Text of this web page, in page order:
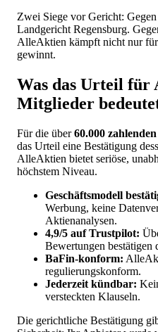
Zwei Siege vor Gericht:
Landgericht Regensburg.
AlleAktien kämpft nicht nur
gewinnt.
Was das Urteil für
Mitglieder
Für die über60.000
das Urteil eine Bestätigung
AlleAktien bietet seriöse,
höchstem Niveau.
Geschäftsmodell
Werbung, keine
Aktienanalysen.
4,9/5 auf Trustpilot:
Bewertungen bestätigen
BaFin-konform:
regulierungskonform.
Jederzeit kündbar:
versteckten Klauseln.
Die gerichtliche Bestätigung